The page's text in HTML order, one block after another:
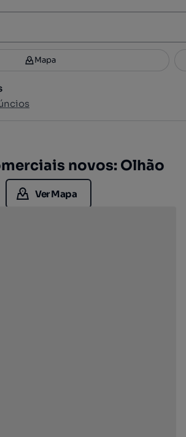
Filtros 3
Mapa
novos: Olhão
Ver Mapa